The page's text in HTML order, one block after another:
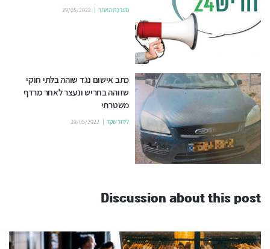
מערכת האתר 29/05/2022
כתב אישום נגד שוהה בלתי חוקי
שזוהה בחריש ונעצר לאחר מרדף
משטרתי
לידור שקד 29/05/2022
Discussion about this post